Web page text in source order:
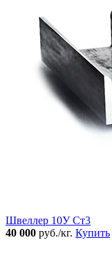
Швеллер 10У Ст3
40 000 руб./кг. Купить